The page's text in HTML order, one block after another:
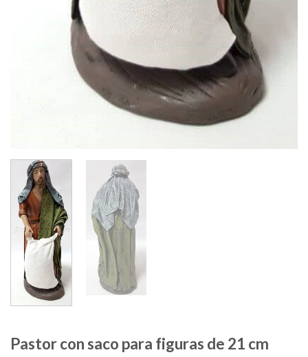
Pastor con saco para figuras de 21 cm